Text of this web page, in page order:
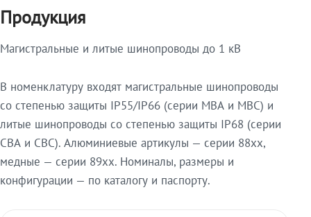
Продукция
Магистральные и литые шинопроводы до 1 кВ
В номенклатуру входят магистральные шинопроводы
со степенью защиты IP55/IP66 (серии МВА и МВС) и
литые шинопроводы со степенью защиты IP68 (серии
СВА и СВС). Алюминиевые артикулы — серии 88xx,
медные — серии 89xx. Номиналы, размеры и
конфигурации — по каталогу и паспорту.